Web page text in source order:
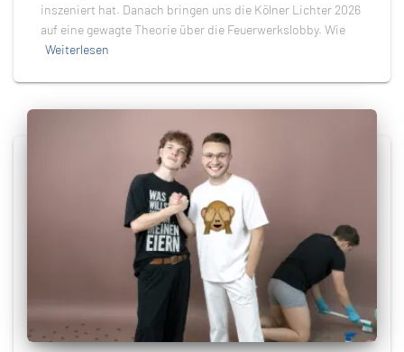
inszeniert hat. Danach bringen uns die Kölner Lichter 2026
auf eine gewagte Theorie über die Feuerwerkslobby. Wie
Weiterlesen